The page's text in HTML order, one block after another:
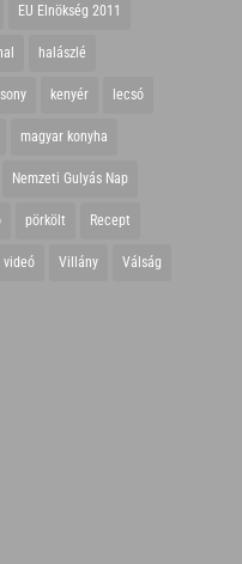
EU Elnökség 2011
halászlé
kenyér lecsó
magyar konyha
Nemzeti Gulyás Nap
pörkölt Recept
videó Villány Válság